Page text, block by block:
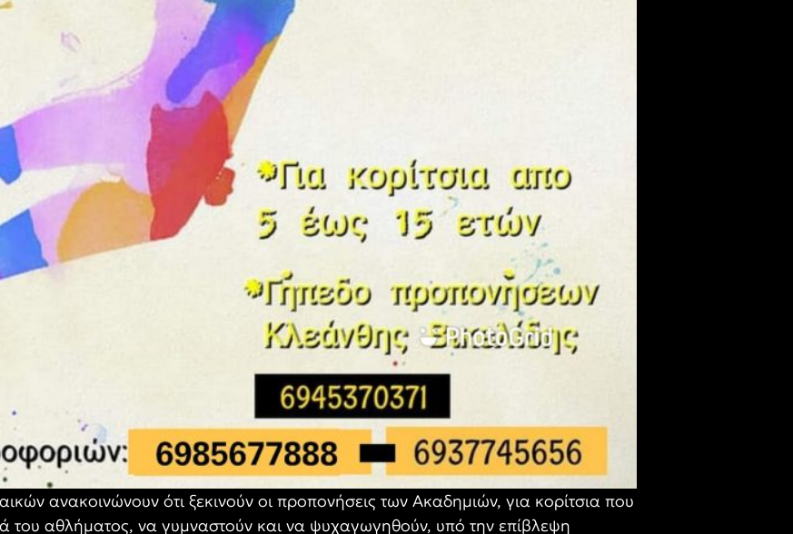
ανακοινώνουν ότι ξεκινούν οι προπονήσεις των Ακαδημιών, για κορίτσια που
του αθλήματος, να γυμναστούν και να ψυχαγωγηθούν, υπό την επίβλεψη